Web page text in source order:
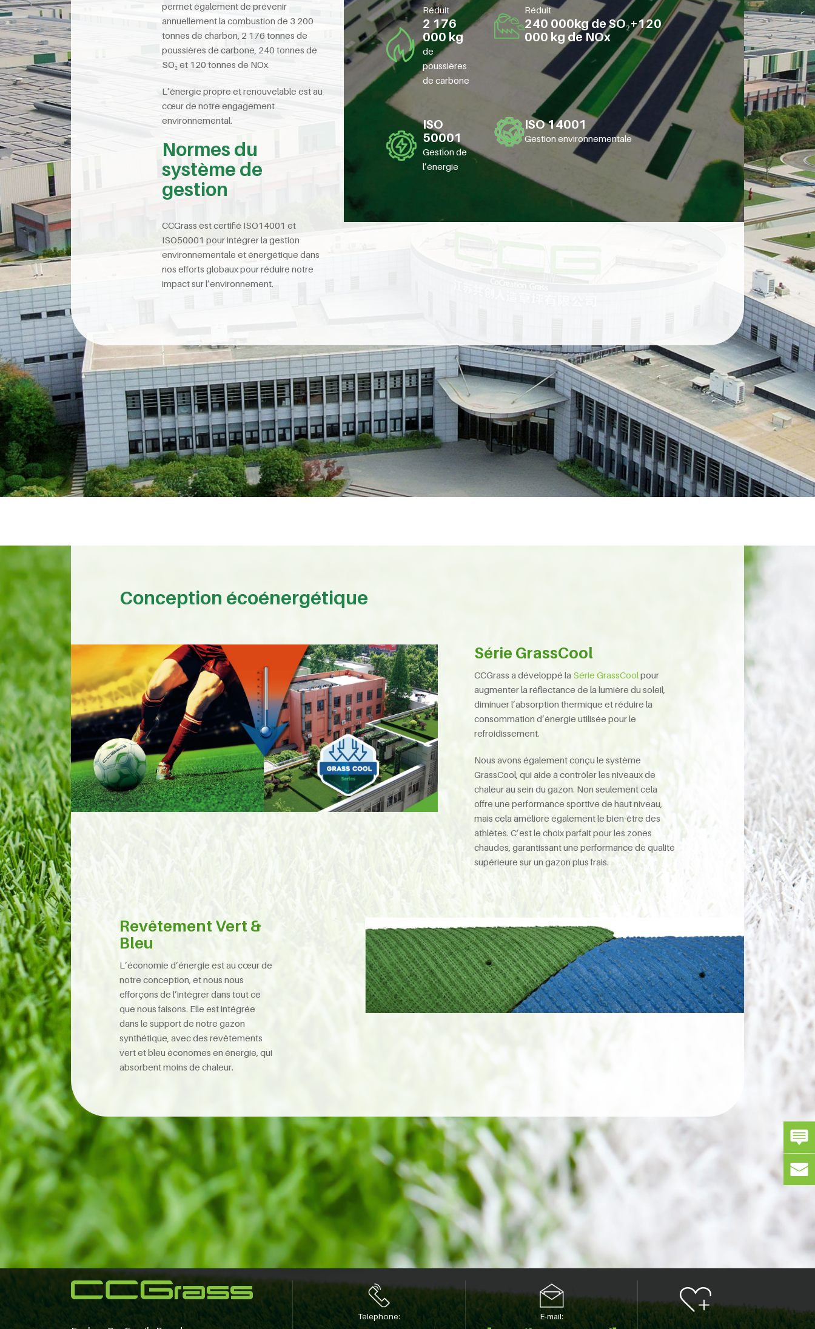
permet également de prévenir
annuellement la combustion de 3 200
tonnes de charbon, 2 176 tonnes de
poussières de carbone, 240 tonnes de
SO₂ et 120 tonnes de NOx.
L’énergie propre et renouvelable est au
cœur de notre engagement
environnemental.
Normes du
système de
gestion
CCGrass est certifié ISO14001 et
ISO50001 pour intégrer la gestion
environnementale et énergétique dans
nos efforts globaux pour réduire notre
impact sur l’environnement.
Réduit
2 176
000 kg
de
poussières
de carbone
Réduit
240 000kg de SO₂+120
000 kg de NOx
ISO
50001
Gestion de
l’énergie
ISO 14001
Gestion environnementale
Conception écoénergétique
Série GrassCool
CCGrass a développé la Série GrassCoolpour
augmenter la réflectance de la lumière du soleil,
diminuer l’absorption thermique et réduire la
consommation d’énergie utilisée pour le
refroidissement.
Nous avons également conçu le système
GrassCool, qui aide à contrôler les niveaux de
chaleur au sein du gazon. Non seulement cela
offre une performance sportive de haut niveau,
mais cela améliore également le bien-être des
athlètes. C’est le choix parfait pour les zones
chaudes, garantissant une performance de qualité
supérieure sur un gazon plus frais.
Revêtement Vert &
Bleu
L’économie d’énergie est au cœur de
notre conception, et nous nous
efforçons de l’intégrer dans tout ce
que nous faisons. Elle est intégrée
dans le support de notre gazon
synthétique, avec des revêtements
vert et bleu économes en énergie, qui
absorbent moins de chaleur.
Telephone: E-mail: